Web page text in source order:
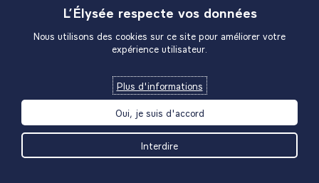
l'Eure-et-Loir dans le
Choose France ».
28 mai 2026
Déclaration sur une
stratégie conjointe
franco-indonésienne sur
L’Élysée respecte vos données
Nous utilisons des cookies sur ce site pour améliorer votre
expérience utilisateur.
Plus d'informations
Oui, je suis d'accord
Interdire